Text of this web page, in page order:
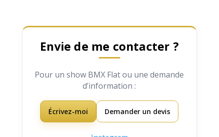
Envie de me contacter ?
Pour un show BMX Flat ou une demande
d’information :
Écrivez-moi Demander un devis